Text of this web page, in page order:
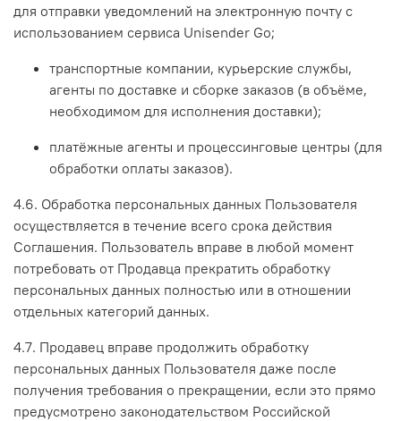
для отправки уведомлений на электронную почту с
использованием сервиса Unisender Go;
транспортные компании, курьерские службы,
агенты по доставке и сборке заказов (в объёме,
необходимом для исполнения доставки);
платёжные агенты и процессинговые центры (для
обработки оплаты заказов).
4.6. Обработка персональных данных Пользователя
осуществляется в течение всего срока действия
Соглашения. Пользователь вправе в любой момент
потребовать от Продавца прекратить обработку
персональных данных полностью или в отношении
отдельных категорий данных.
4.7. Продавец вправе продолжить обработку
персональных данных Пользователя даже после
получения требования о прекращении, если это прямо
предусмотрено законодательством Российской